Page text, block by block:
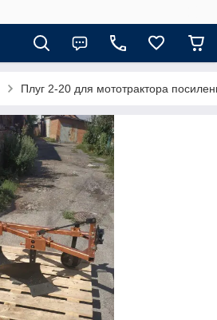
Плуг 2-20 для мототрактора